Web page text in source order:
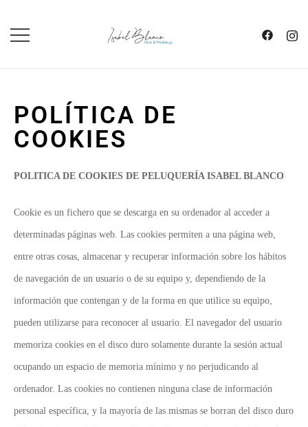
POLÍTICA DE
COOKIES
POLITICA DE COOKIES DE PELUQUERÍA ISABEL BLANCO
Cookie es un fichero que se descarga en su ordenador al acceder a
determinadas páginas web. Las cookies permiten a una página web,
entre otras cosas, almacenar y recuperar información sobre los hábitos
de navegación de un usuario o de su equipo y, dependiendo de la
información que contengan y de la forma en que utilice su equipo,
pueden utilizarse para reconocer al usuario. El navegador del usuario
memoriza cookies en el disco duro solamente durante la sesión actual
ocupando un espacio de memoria mínimo y no perjudicando al
ordenador. Las cookies no contienen ninguna clase de información
personal específica, y la mayoría de las mismas se borran del disco duro